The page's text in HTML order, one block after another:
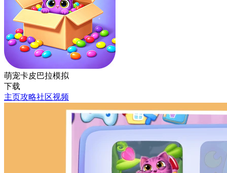
萌宠卡皮巴拉模拟
下载
主页攻略社区视频